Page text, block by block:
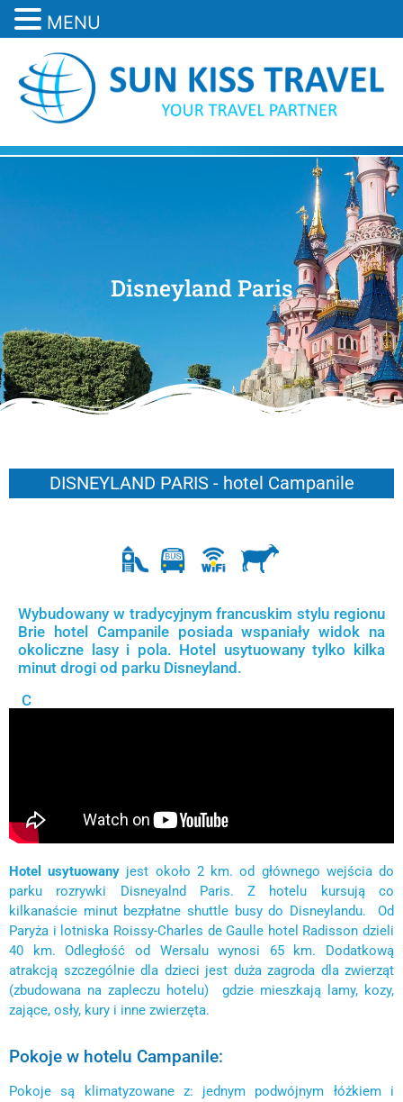
Disneyland Paris
DISNEYLAND PARIS - hotel Campanile
Wybudowany w tradycyjnym francuskim stylu regionu
Brie hotel Campanile posiada wspaniały widok na
okoliczne lasy i pola. Hotel usytuowany tylko kilka
minut drogi od parku Disneyland.
C
Hotel usytuowany jest około 2 km. od głównego wejścia do
parku rozrywki Disneyalnd Paris. Z hotelu kursują co
kilkanaście minut bezpłatne shuttle busy do Disneylandu. Od
Paryża i lotniska Roissy-Charles de Gaulle hotel Radisson dzieli
40 km. Odległość od Wersalu wynosi 65 km. Dodatkową
atrakcją szczególnie dla dzieci jest duża zagroda dla zwierząt
(zbudowana na zapleczu hotelu) gdzie mieszkają lamy, kozy,
zające, osły, kury i inne zwierzęta.
Pokoje w hotelu Campanile:
Pokoje są klimatyzowane z: jednym podwójnym łóżkiem i
MENU